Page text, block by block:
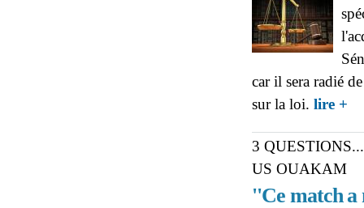
car il sera radié
sur la loi. lire +
3
US OUAKAM
''Ce match a